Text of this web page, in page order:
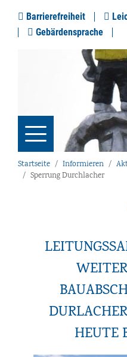
Barrierefreiheit
Gebärdensprache
Startseite Informieren
Sperrung Durchlacher
EUTE